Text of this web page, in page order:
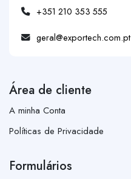
+351 210 353 555
geral@exportech.com.pt
Área de cliente
A minha Conta
Políticas de Privacidade
Formulários